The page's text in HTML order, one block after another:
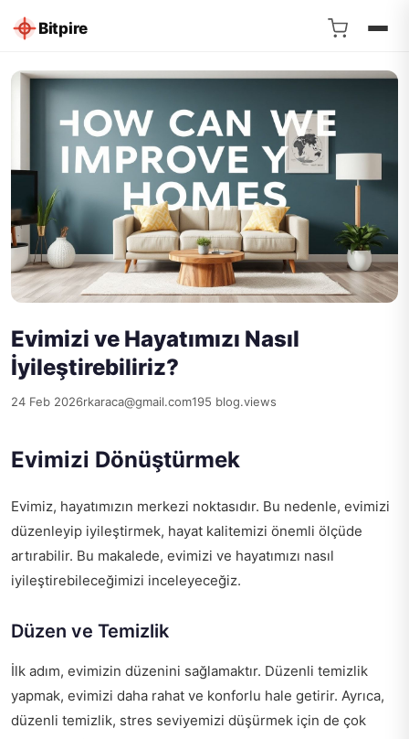
Bitpire
Evimizi ve Hayatımızı Nasıl
İyileştirebiliriz?
24 Feb 2026rkaraca@gmail.com195 blog.views
Evimizi Dönüştürmek
Evimiz, hayatımızın merkezi noktasıdır. Bu nedenle, evimizi
düzenleyip iyileştirmek, hayat kalitemizi önemli ölçüde
artırabilir. Bu makalede, evimizi ve hayatımızı nasıl
iyileştirebileceğimizi inceleyeceğiz.
Düzen ve Temizlik
İlk adım, evimizin düzenini sağlamaktır. Düzenli temizlik
yapmak, evimizi daha rahat ve konforlu hale getirir. Ayrıca,
düzenli temizlik, stres seviyemizi düşürmek için de çok